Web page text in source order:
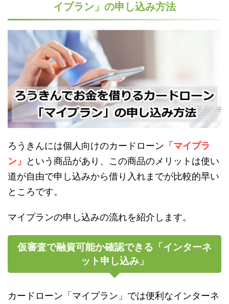
イプラン」の申し込み方法
ろうきんには個人向けのカードローン 「マイプラ
ン」
という商品があり、この商品のメリットは使い
道が自由で申し込みから借り入れまでが比較的早い
ところです。
マイプランの申し込みの流れを紹介します。
仮審査で融資可能か確認できる「インターネ
ット申し込み」
カードローン「マイプラン」では便利なインターネ